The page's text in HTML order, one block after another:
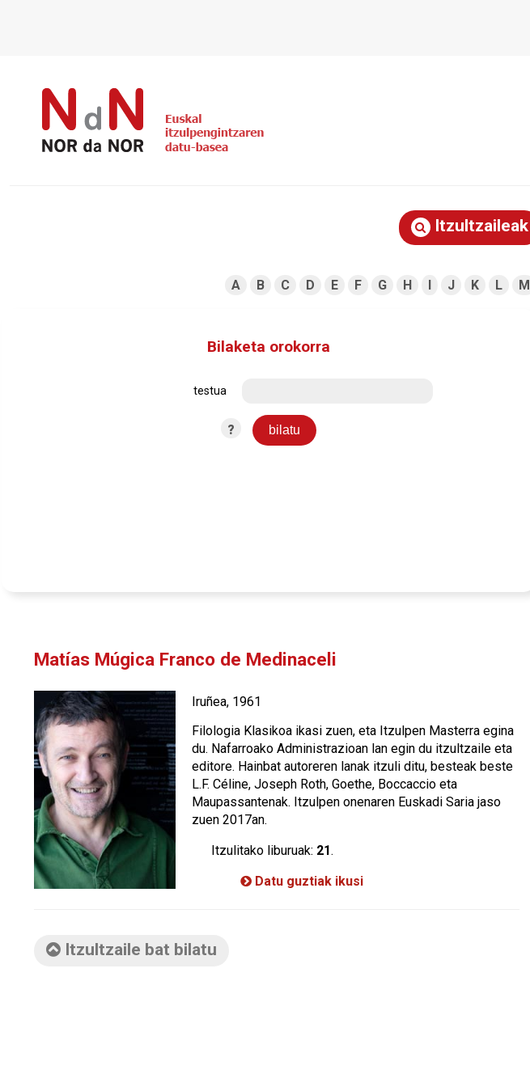
Itzultzaileak
A B C D E F G H I J K L M
Bilaketa orokorra
testua
?
Matías Múgica Franco de Medinaceli
Iruñea, 1961
Filologia Klasikoa ikasi zuen, eta Itzulpen Masterra egina
du. Nafarroako Administrazioan lan egin du itzultzaile eta
editore. Hainbat autoreren lanak itzuli ditu, besteak beste
L.F. Céline, Joseph Roth, Goethe, Boccaccio eta
Maupassantenak. Itzulpen onenaren Euskadi Saria jaso
zuen 2017an.
Itzulitako liburuak: 21.
Datu guztiak ikusi
Itzultzaile bat bilatu